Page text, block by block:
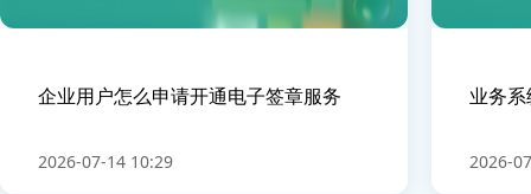
企业用户怎么申请开通电子签章服务
2026-07-14 10:29
业务
2026-